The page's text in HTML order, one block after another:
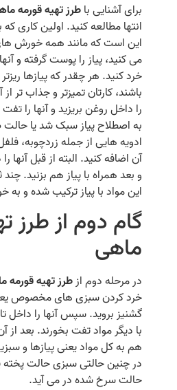
برای آشنایی باطرز تهیه قورمه
انتها مطالعه کنید. اولین کاری که
این است که مانند همه خورش‌
می‌ کنید، پیاز را پوست گرفته و
خرد کنید. هر چقدر که پیازها
باشند، کارتان تمیزتر و جذاب‌ تر
را داخل روغن بریزید و آنها را
به اصطلاح پیاز سبک شد یا حالت
ادویه‌ هایی از جمله زردچوبه،
آن اضافه کنید. البته از قبل آنها
و بعد همراه با پیاز هم بزنید. چند
این مواد با پیاز ترکیب شده و
گام دوم از طرز
ماهی
در مرحله دوم ازطرز تهیه قورمه
خرد کردن سبزی‌ های مخصوص
گشنیز بروید. سپس آنها را داخل
با دیگر مواد تفت بخورند. بعد
هم به کل مواد یعنی پیازها و
در چنین حالتی سبزی حالت پخته
حالت سرخ شده در می آید.